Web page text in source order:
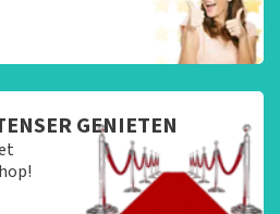
GENIETEN